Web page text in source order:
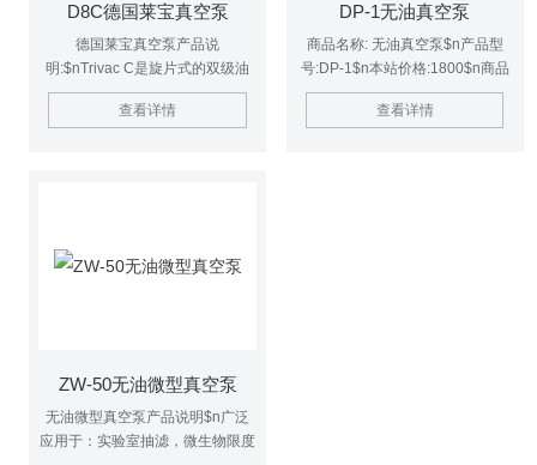
D8C德国莱宝真空泵
德国莱宝真空泵产品说
明:$nTrivac C是旋片式的双级油
封真空泵，与众不同的特点是结构
轻巧，尤其适用于冰箱和空调工
查看详情
DP-1无油真空泵
商品名称: 无油真空泵$n产品型
号:DP-1$n本站价格:1800$n商品
品牌: 豫明品牌
查看详情
ZW-50无油微型真空泵
无油微型真空泵产品说明$n广泛
应用于：实验室抽滤，微生物限度